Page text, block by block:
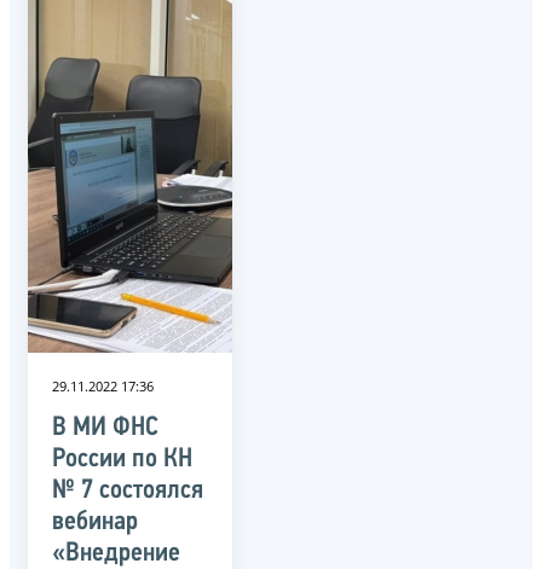
29.11.2022 17:36
В МИ ФНС
России по КН
№ 7 состоялся
вебинар
«Внедрение